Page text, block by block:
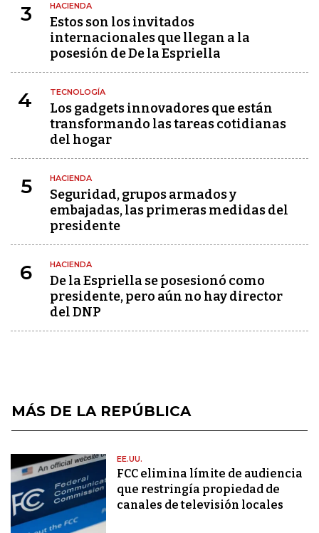
3 HACIENDA
Estos son los invitados
internacionales que llegan a la
posesión de De la Espriella
4 TECNOLOGÍA
Los gadgets innovadores que están
transformando las tareas cotidianas
del hogar
5 HACIENDA
Seguridad, grupos armados y
embajadas, las primeras medidas del
presidente
6 HACIENDA
De la Espriella se posesionó como
presidente, pero aún no hay director
del DNP
MÁS DE LA REPÚBLICA
EE.UU.
FCC elimina límite de audiencia
que restringía propiedad de
canales de televisión locales